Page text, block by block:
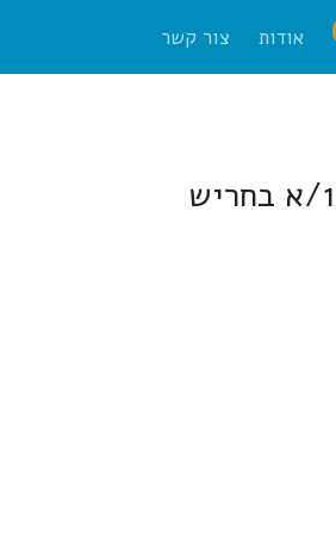
אודות צור קשר